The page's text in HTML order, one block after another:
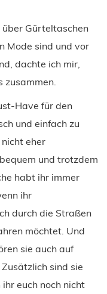
über Gürteltaschen
Mode sind und vor
dachte ich mir,
Have für den
und einfach zu
eher
und trotzdem
habt ihr immer
ihr
durch die Straßen
möchtet. Und
sie auch auf
sind sie
euch noch nicht